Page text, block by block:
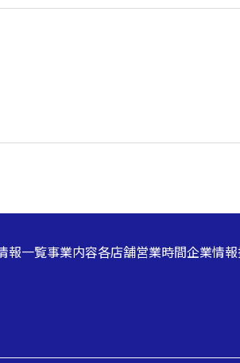
報一覧事業内容各店舗営業時間企業情報